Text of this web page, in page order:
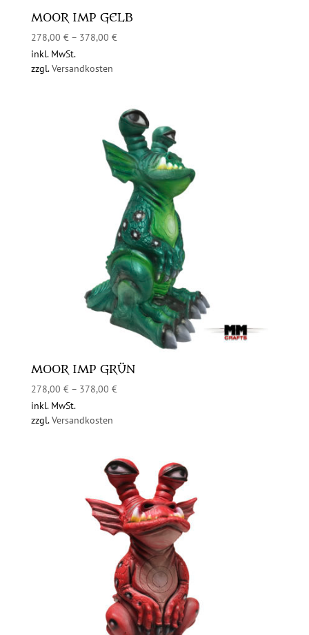
MOOR IMP GELB
278,00 €– 378,00 €
inkl. MwSt.
zzgl.Versandkosten
MOOR IMP GRÜN
278,00 €– 378,00 €
inkl. MwSt.
zzgl.Versandkosten